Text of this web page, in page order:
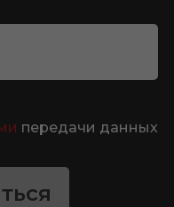
передачи данных